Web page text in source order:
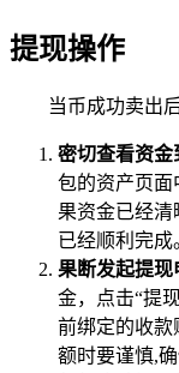
提现操作
当币成功卖出
密切查看资金
包的资产页面
果资金已经
已经顺利完成
果断发起提现
金，点击“提
前绑定的收款
额时要谨慎,